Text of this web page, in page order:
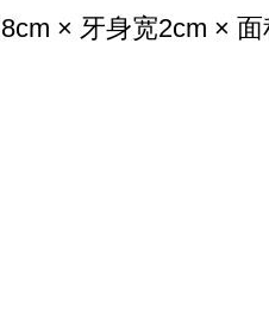
× 牙身宽2cm ×